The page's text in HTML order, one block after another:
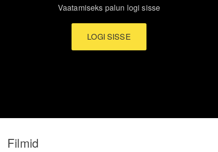
Vaatamiseks palun logi sisse
LOGI SISSE
Filmid